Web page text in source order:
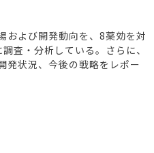
よび開発動向を、8薬効を対
査・分析している。さらに、
発状況、今後の戦略をレポー